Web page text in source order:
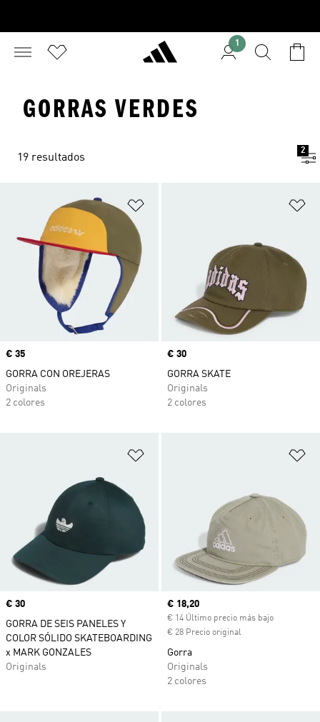
1
GORRAS VERDES
19 resultados
2
Precio
€ 35
GORRA CON OREJERAS
Originals
2 colores
Precio
€ 30
GORRA SKATE
Originals
2 colores
Precio
€ 30
GORRA DE SEIS PANELES Y
COLOR SÓLIDO SKATEBOARDING
x MARK GONZALES
Originals
Precio actual
€ 18,20
€ 14 Último precio más bajo
€ 28 Precio original
Gorra
Originals
2 colores